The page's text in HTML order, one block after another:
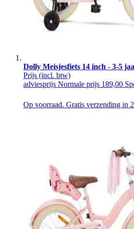
Dolly Meisjesfiets 14 inch - 3-5
Prijs (incl. btw)
adviesprijs Normale prijs 189,00
Op voorraad. Gratis verzending in